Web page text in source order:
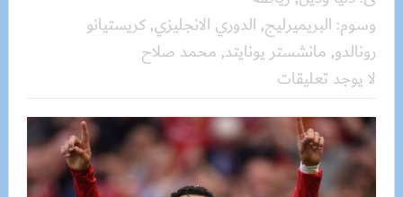
وسوم: البريميرليج, الدوري الانجليزي,كريستيانو
رونالدو, مانشستر يونايتد, محمد صلاح
لا يوجد تعليقات